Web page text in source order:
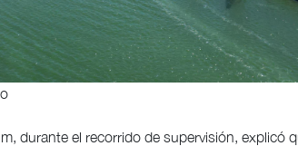
durante el recorrido de supervisión, explicó